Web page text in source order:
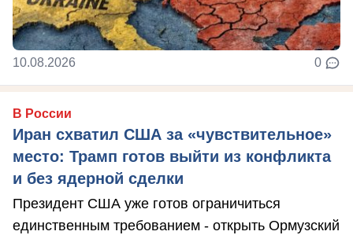
10.08.2026 0
В России
Иран схватил США за «чувствительное»
место: Трамп готов выйти из конфликта
и без ядерной сделки
Президент США уже готов ограничиться
единственным требованием - открыть Ормузский